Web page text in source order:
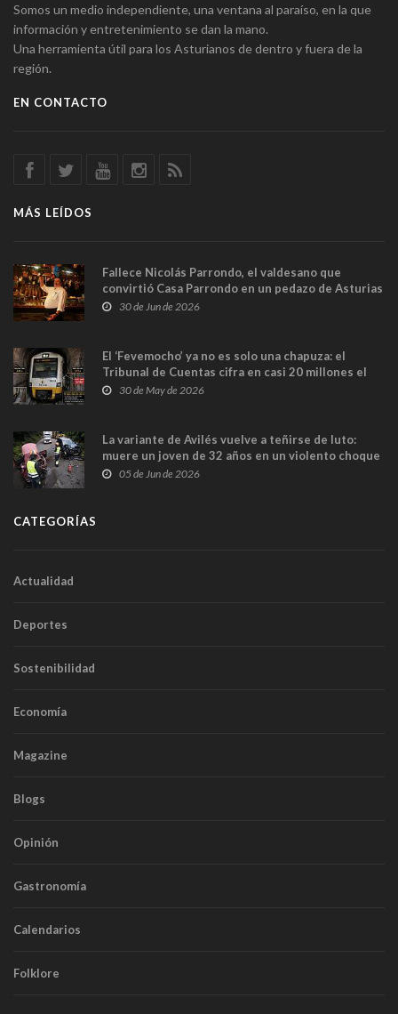
Somos un medio independiente, una ventana al paraíso, en la que
información y entretenimiento se dan la mano.
Una herramienta útil para los Asturianos de dentro y fuera de la
región.
EN CONTACTO
MÁS LEÍDOS
Fallece Nicolás Parrondo, el valdesano que
convirtió Casa Parrondo en un pedazo de Asturias
en Madrid
30 de Jun de 2026
El ‘Fevemocho’ ya no es solo una chapuza: el
Tribunal de Cuentas cifra en casi 20 millones el
sobrecoste de los trenes que no cabían por los
30 de May de 2026
La variante de Avilés vuelve a teñirse de luto:
muere un joven de 32 años en un violento choque
frontal
05 de Jun de 2026
CATEGORÍAS
Actualidad
Deportes
Sostenibilidad
Economía
Magazine
Blogs
Opinión
Gastronomía
Calendarios
Folklore